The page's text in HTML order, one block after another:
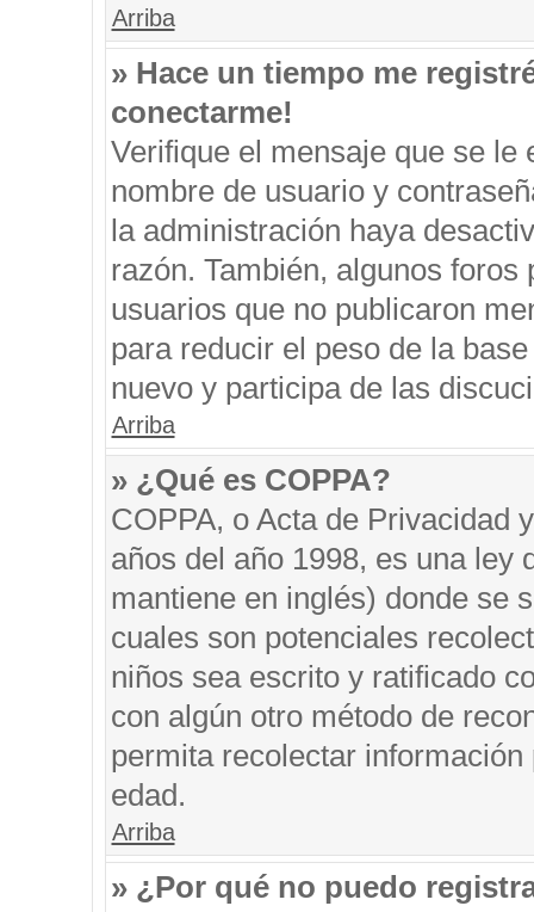
Arriba
» Hace un tiempo me
conectarme!
Verifique el mensaje que se
nombre de usuario y
la administración haya
razón. También, algunos
usuarios que no publicaron
para reducir el peso de la
nuevo y participa de las
Arriba
» ¿Qué es COPPA?
COPPA, o Acta de Privacidad
años del año 1998, es una ley
mantiene en inglés) donde se
cuales son potenciales
niños sea escrito y ratificado
con algún otro método de
permita recolectar
edad.
Arriba
» ¿Por qué no puedo